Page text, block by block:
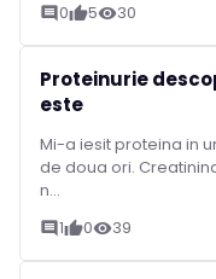
comment 0thumb_up5visibility30
Proteinurie
este
Mi-a iesit proteina in
de doua ori.
n...
comment 1thumb_up0visibility39